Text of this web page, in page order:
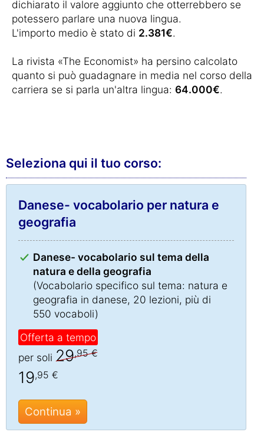
dichiarato il valore aggiunto che otterrebbero se
potessero parlare una nuova lingua.
L'importo medio è stato di 2.381€.
La rivista «The Economist» ha persino calcolato
quanto si può guadagnare in media nel corso della
carriera se si parla un'altra lingua: 64.000€.
Seleziona qui il tuo corso:
Danese- vocabolario per natura e
geografia
Danese- vocabolario sul tema della
natura e della geografia
(Vocabolario specifico sul tema: natura e
geografia in danese, 20 lezioni, più di
550 vocaboli)
Offerta a tempo
per soli 29,95 €
19,95 €
Continua »